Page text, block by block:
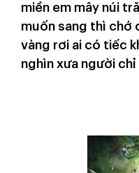
miền em mây núi
muốn sang thì chớ
vàng rơi ai có tiếc
nghìn xưa người